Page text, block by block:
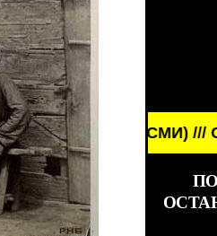
/// СВЕЖИЕ НОВОСТИ